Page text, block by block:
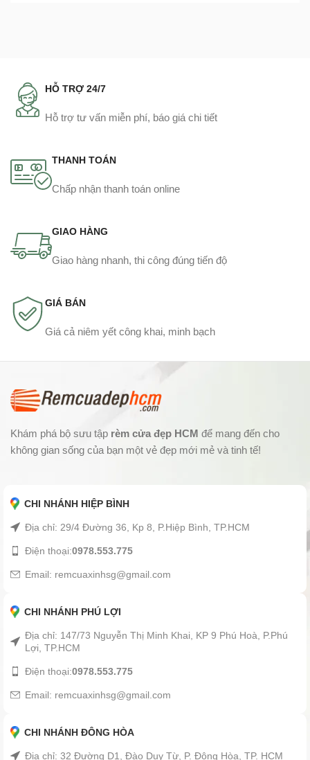
HỖ TRỢ 24/7
Hỗ trợ tư vấn miễn phí, báo giá chi tiết
THANH TOÁN
Chấp nhận thanh toán online
GIAO HÀNG
Giao hàng nhanh, thi công đúng tiến độ
GIÁ BÁN
Giá cả niêm yết công khai, minh bạch
Khám phá bộ sưu tập rèm cửa đẹp HCM để mang đến cho
không gian sống của bạn một vẻ đẹp mới mẻ và tinh tế!
CHI NHÁNH HIỆP BÌNH
Địa chỉ: 29/4 Đường 36, Kp 8, P.Hiệp Bình, TP.HCM
Điện thoại:0978.553.775
Email: remcuaxinhsg@gmail.com
CHI NHÁNH PHÚ LỢI
Địa chỉ: 147/73 Nguyễn Thị Minh Khai, KP 9 Phú Hoà, P.Phú
Lợi, TP.HCM
Điện thoại:0978.553.775
Email: remcuaxinhsg@gmail.com
CHI NHÁNH ĐÔNG HÒA
Địa chỉ: 32 Đường D1, Đào Duy Từ, P. Đông Hòa, TP. HCM